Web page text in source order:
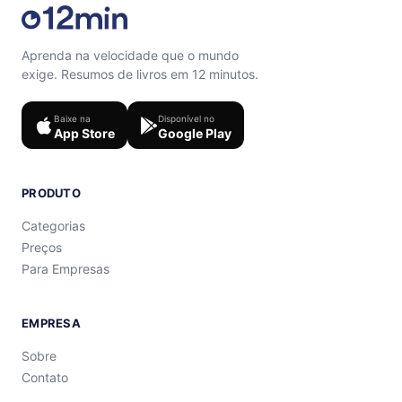
Aprenda na velocidade que o mundo
exige. Resumos de livros em 12 minutos.
Baixe na
App Store
Disponível no
Google Play
PRODUTO
Categorias
Preços
Para Empresas
EMPRESA
Sobre
Contato